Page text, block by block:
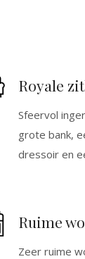
Royale
Sfeervol
grote bank,
dressoir en
Ruime
Zeer ruime